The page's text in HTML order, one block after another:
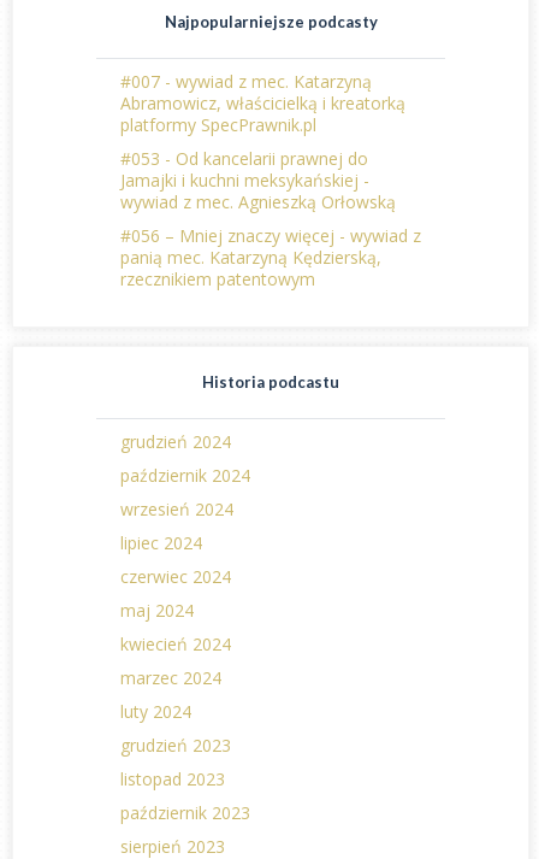
Najpopularniejsze podcasty
#007 - wywiad z mec. Katarzyną
Abramowicz, właścicielką i kreatorką
platformy SpecPrawnik.pl
#053 - Od kancelarii prawnej do
Jamajki i kuchni meksykańskiej -
wywiad z mec. Agnieszką Orłowską
#056 – Mniej znaczy więcej - wywiad z
panią mec. Katarzyną Kędzierską,
rzecznikiem patentowym
Historia podcastu
grudzień 2024
październik 2024
wrzesień 2024
lipiec 2024
czerwiec 2024
maj 2024
kwiecień 2024
marzec 2024
luty 2024
grudzień 2023
listopad 2023
październik 2023
sierpień 2023